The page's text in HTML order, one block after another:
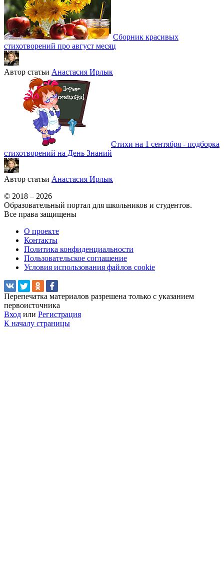
Сборник красивых
стихотворений про август месяц
Автор статьи Анастасия Ирлык
Стихи на 1 сентября - подборка
стихотворений на День Знаний
Автор статьи Анастасия Ирлык
© 2018 – 2026
Образовательный портал для школьников и студентов.
Все права защищены
О проекте
Контакты
Политика конфиденциальности
Пользовательское соглашение
Условия использования файлов cookie
Перепечатка материалов разрешена только с указанием
первоисточника
Вход или Регистрация
К началу страницы